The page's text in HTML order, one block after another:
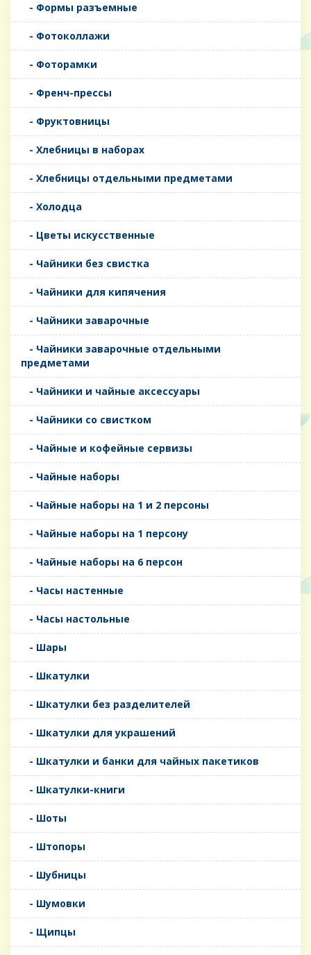
- Формы разъемные
- Фотоколлажи
- Фоторамки
- Френч-прессы
- Фруктовницы
- Хлебницы в наборах
- Хлебницы отдельными предметами
- Холодца
- Цветы искусственные
- Чайники без свистка
- Чайники для кипячения
- Чайники заварочные
- Чайники заварочные отдельными
предметами
- Чайники и чайные аксессуары
- Чайники со свистком
- Чайные и кофейные сервизы
- Чайные наборы
- Чайные наборы на 1 и 2 персоны
- Чайные наборы на 1 персону
- Чайные наборы на 6 персон
- Часы настенные
- Часы настольные
- Шары
- Шкатулки
- Шкатулки без разделителей
- Шкатулки для украшений
- Шкатулки и банки для чайных пакетиков
- Шкатулки-книги
- Шоты
- Штопоры
- Шубницы
- Шумовки
- Щипцы